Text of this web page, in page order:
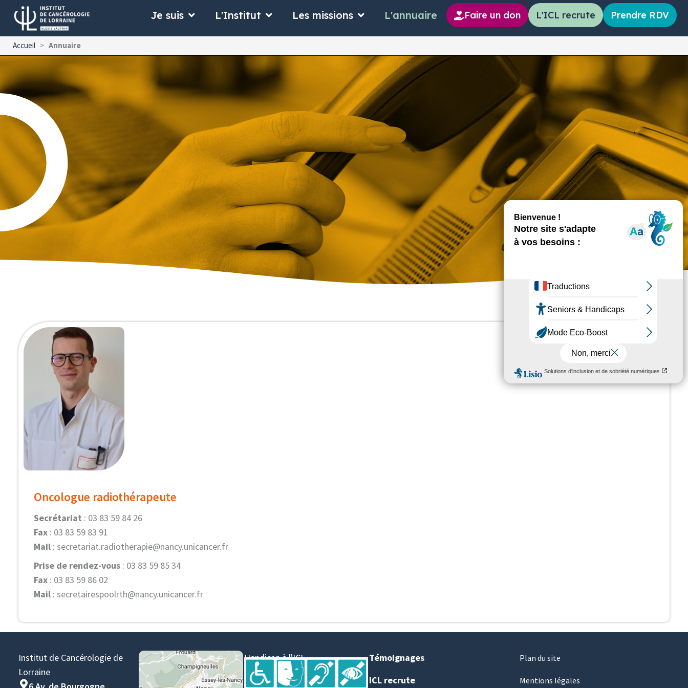
contenu
Je suis Ouvrir Je suis
L'Institut Ouvrir L'Institut
Les missions Ouvrir Les missions
L'annuaire Faire un don L'ICL recrute Prendre RDV
Accueil > Annuaire
Oncologue radiothérapeute
Secrétariat : 03 83 59 84 26
Fax : 03 83 59 83 91
Mail : secretariat.radiotherapie@nancy.unicancer.fr
Prise de rendez-vous : 03 83 59 85 34
Fax : 03 83 59 86 02
Mail : secretairespoolrth@nancy.unicancer.fr
Institut de Cancérologie de
Lorraine
Handicap à l'ICL
Témoignages
ICL recrute
Plan du site
Mentions légales